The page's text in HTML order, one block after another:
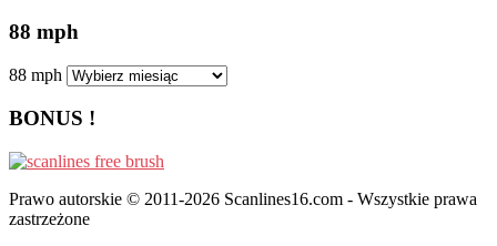
88 mph
88 mph
BONUS !
Prawo autorskie © 2011-2026 Scanlines16.com - Wszystkie prawa
zastrzeżone